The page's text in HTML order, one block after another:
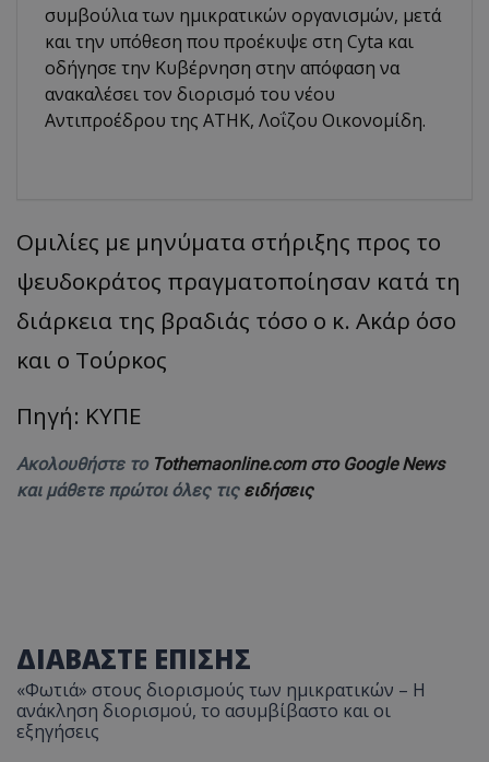
συμβούλια των ημικρατικών οργανισμών, μετά
και την υπόθεση που προέκυψε στη Cyta και
οδήγησε την Κυβέρνηση στην απόφαση να
ανακαλέσει τον διορισμό του νέου
Αντιπροέδρου της ΑΤΗΚ, Λοΐζου Οικονομίδη.
Ομιλίες με μηνύματα στήριξης προς το
ψευδοκράτος πραγματοποίησαν κατά τη
διάρκεια της βραδιάς τόσο ο κ. Ακάρ όσο
και ο Τούρκος
Πηγή: ΚΥΠΕ
Ακολουθήστε το Tothemaonline.com στο Google News
και μάθετε πρώτοι όλες τις ειδήσεις
ΔΙΑΒΑΣΤΕ ΕΠΙΣΗΣ
«Φωτιά» στους διορισμούς των ημικρατικών – Η
ανάκληση διορισμού, το ασυμβίβαστο και οι
εξηγήσεις